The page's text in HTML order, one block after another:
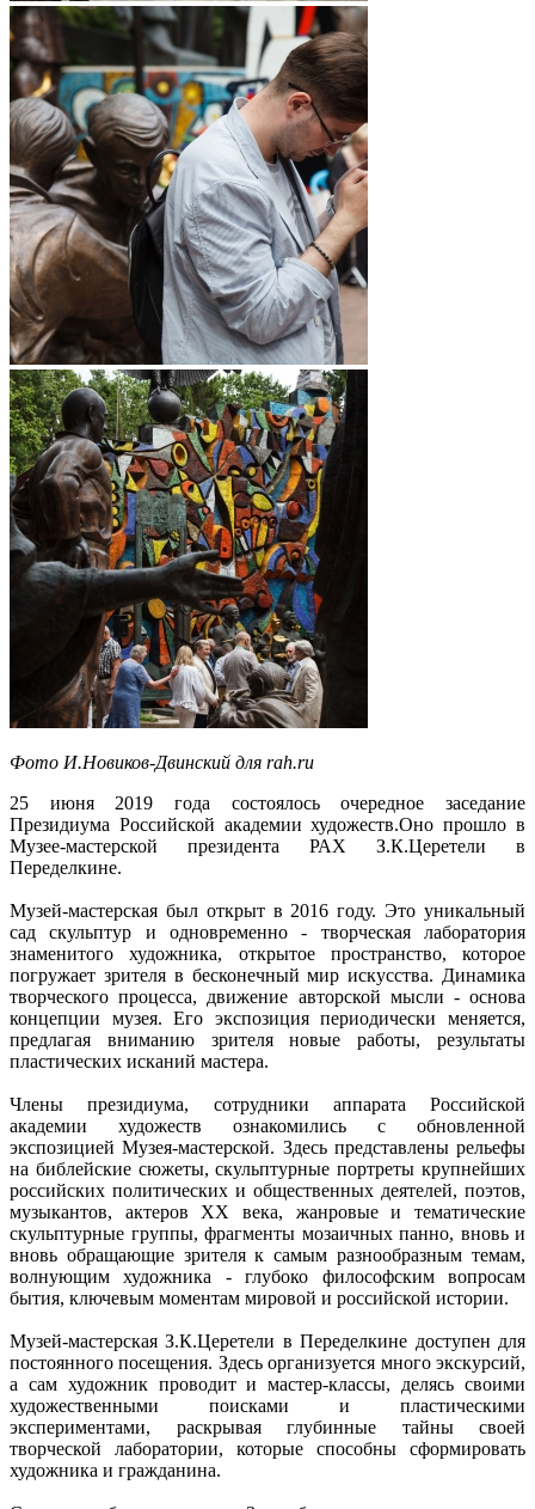
Фото И.Новиков-Двинский для rah.ru
25 июня 2019 года состоялось очередное заседание
Президиума Российской академии художеств.Оно прошло в
Музее-мастерской президента РАХ З.К.Церетели в
Переделкине.
Музей-мастерская был открыт в 2016 году. Это уникальный
сад скульптур и одновременно - творческая лаборатория
знаменитого художника, открытое пространство, которое
погружает зрителя в бесконечный мир искусства. Динамика
творческого процесса, движение авторской мысли - основа
концепции музея. Его экспозиция периодически меняется,
предлагая вниманию зрителя новые работы, результаты
пластических исканий мастера.
Члены президиума, сотрудники аппарата Российской
академии художеств ознакомились с обновленной
экспозицией Музея-мастерской. Здесь представлены рельефы
на библейские сюжеты, скульптурные портреты крупнейших
российских политических и общественных деятелей, поэтов,
музыкантов, актеров XX века, жанровые и тематические
скульптурные группы, фрагменты мозаичных панно, вновь и
вновь обращающие зрителя к самым разнообразным темам,
волнующим художника - глубоко философским вопросам
бытия, ключевым моментам мировой и российской истории.
Музей-мастерская З.К.Церетели в Переделкине доступен для
постоянного посещения. Здесь организуется много экскурсий,
а сам художник проводит и мастер-классы, делясь своими
художественными поисками и пластическими
экспериментами, раскрывая глубинные тайны своей
творческой лаборатории, которые способны сформировать
художника и гражданина.